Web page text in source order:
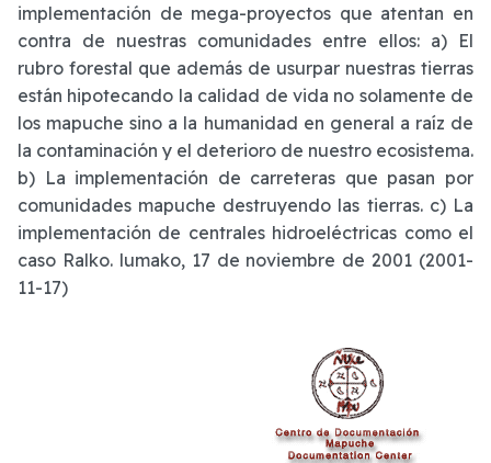
implementación de mega-proyectos que atentan en
contra de nuestras comunidades entre ellos: a) El
rubro forestal que además de usurpar nuestras tierras
están hipotecando la calidad de vida no solamente de
los mapuche sino a la humanidad en general a raíz de
la contaminación y el deterioro de nuestro ecosistema.
b) La implementación de carreteras que pasan por
comunidades mapuche destruyendo las tierras. c) La
implementación de centrales hidroeléctricas como el
caso Ralko. lumako, 17 de noviembre de 2001 (2001-
11-17)